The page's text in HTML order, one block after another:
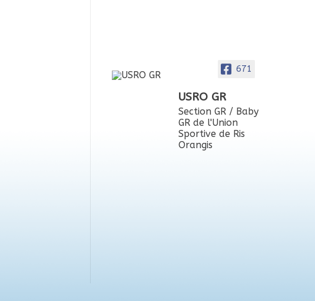
671
USRO GR
Section GR / Baby
GR de l'Union
Sportive de Ris
Orangis